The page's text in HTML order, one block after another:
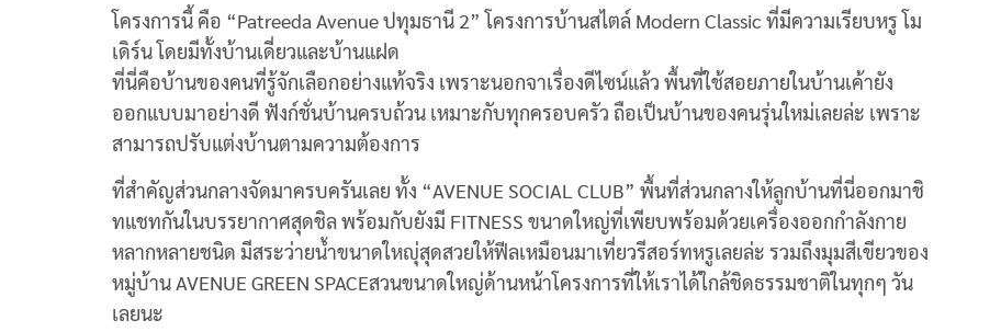
โครงการนี้ คือ “Patreeda Avenue ปทุมธานี 2” โครงการบ้านสไตล์ Modern Classic ที่มีความเรียบหรู โม
เดิร์น โดยมีทั้งบ้านเดี่ยวและบ้านแฝด
ที่นี่คือบ้านของคนที่รู้จักเลือกอย่างแท้จริง เพราะนอกจาเรื่องดีไซน์แล้ว พื้นที่ใช้สอยภายในบ้านเค้ายัง
ออกแบบมาอย่างดี ฟังก์ชั่นบ้านครบถ้วน เหมาะกับทุกครอบครัว ถือเป็นบ้านของคนรุ่นใหม่เลยล่ะ เพราะ
สามารถปรับแต่งบ้านตามความต้องการ
ที่สำคัญส่วนกลางจัดมาครบครันเลย ทั้ง “AVENUE SOCIAL CLUB” พื้นที่ส่วนกลางให้ลูกบ้านที่นี่ออกมาชิ
ทแชทกันในบรรยากาศสุดชิล พร้อมกับยังมี FITNESS ขนาดใหญ่ที่เพียบพร้อมด้วยเครื่องออกกำลังกาย
หลากหลายชนิด มีสระว่ายน้ำขนาดใหญุ่สุดสวยให้ฟีลเหมือนมาเที่ยวรีสอร์ทหรูเลยล่ะ รวมถึงมุมสีเขียวของ
หมู่บ้าน AVENUE GREEN SPACEสวนขนาดใหญ่ด้านหน้าโครงการที่ให้เราได้ใกล้ชิดธรรมชาติในทุกๆ วัน
เลยนะ